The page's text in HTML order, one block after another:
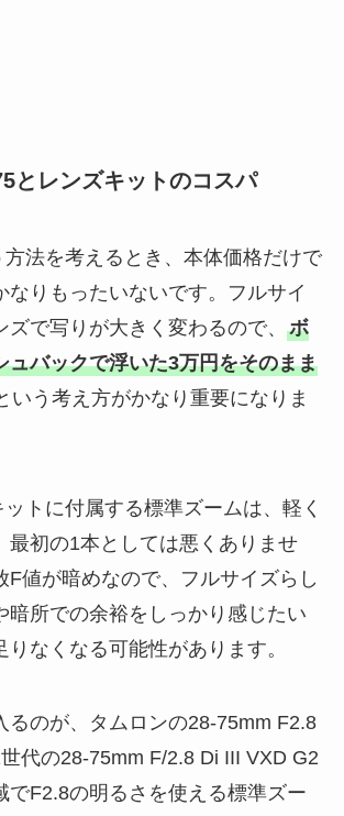
とレンズキットのコスパ
法を考えるとき、本体価格だけで
なりもったいないです。フルサイ
ズで写りが大きく変わるので、 ボ
ュバックで浮いた3万円をそのまま
いう考え方がかなり重要になりま
トに付属する標準ズームは、軽く
最初の1本としては悪くありませ
F値が暗めなので、フルサイズらし
暗所での余裕をしっかり感じたい
りなくなる可能性があります。
るのが、タムロンの28-75mm F2.8
代の28-75mm F/2.8 Di III VXD G2
でF2.8の明るさを使える標準ズー